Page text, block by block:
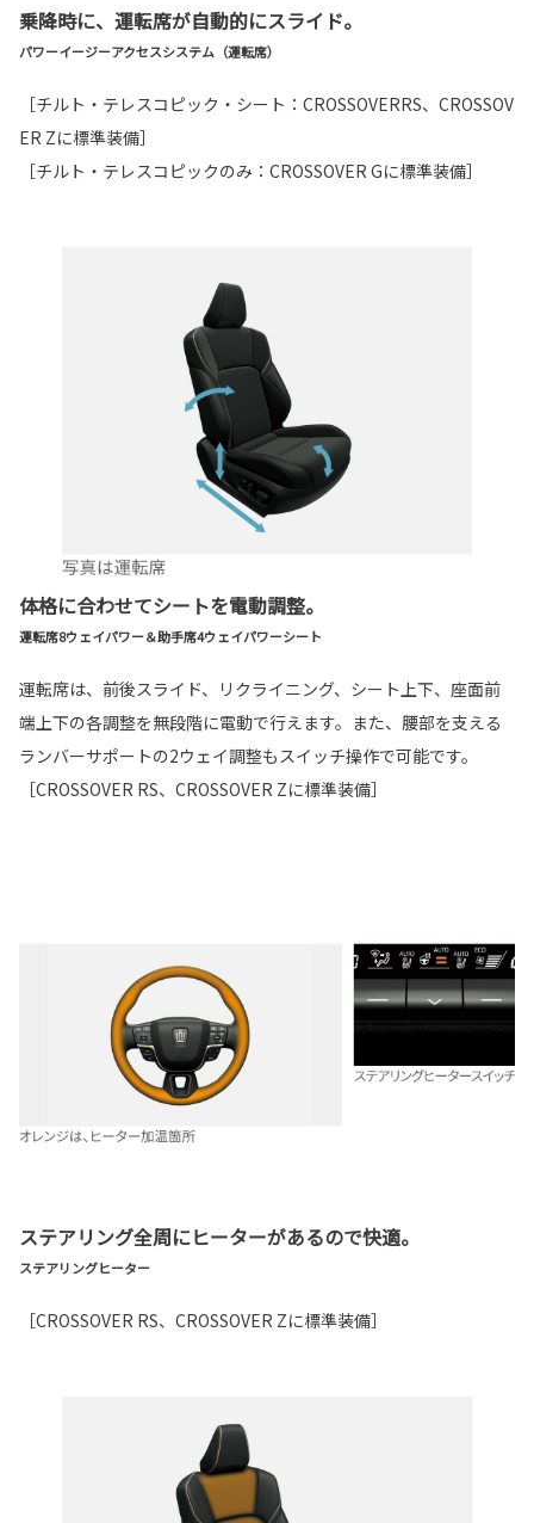
乗降時に、運転席が自動的にスライド。
パワーイージーアクセスシステム（運転席）
［チルト・テレスコピック・シート：CROSSOVERRS、CROSSOV
ER Zに標準装備］
［チルト・テレスコピックのみ：CROSSOVER Gに標準装備］
体格に合わせてシートを電動調整。
運転席8ウェイパワー＆助手席4ウェイパワーシート
運転席は、前後スライド、リクライニング、シート上下、座面前
端上下の各調整を無段階に電動で行えます。また、腰部を支える
ランバーサポートの2ウェイ調整もスイッチ操作で可能です。
［CROSSOVER RS、CROSSOVER Zに標準装備］
ステアリング全周にヒーターがあるので快適。
ステアリングヒーター
［CROSSOVER RS、CROSSOVER Zに標準装備］